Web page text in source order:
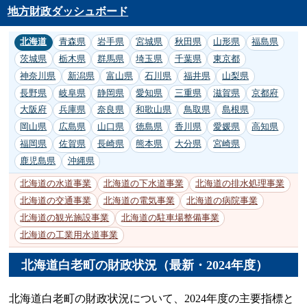
地方財政ダッシュボード
北海道 青森県 岩手県 宮城県 秋田県 山形県
福島県
茨城県
栃木県 群馬県 埼玉県 千葉県
東京都
神奈川県
新潟県 富山県 石川県 福井県
山梨県
長野県
岐阜県 静岡県 愛知県 三重県 滋賀県
京都府
大阪府
兵庫県 奈良県 和歌山県 鳥取県
島根県
岡山県
広島県 山口県 徳島県 香川県 愛媛県
高知県
福岡県
佐賀県 長崎県 熊本県 大分県
宮崎県
鹿児島県
沖縄県
北海道の水道事業 北海道の下水道事業
北海道の排水処理事業
北海道の交通事業
北海道の電気事業
北海道の病院事業
北海道の観光施設事業
北海道の駐車場整備事業
北海道の工業用水道事業
北海道白老町の財政状況（最新・2024年度）
北海道白老町の財政状況について、2024年度の主要指標と